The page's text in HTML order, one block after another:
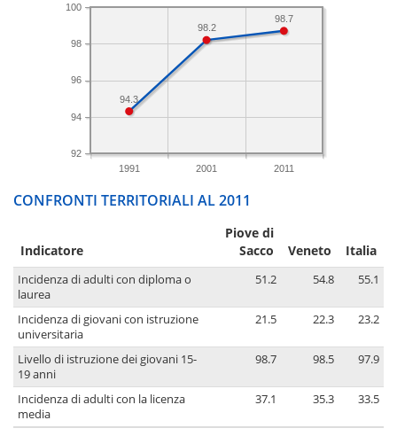
1991 2001 2011
92
94
96
98
100
98.7
98.2
94.3
CONFRONTI TERRITORIALI AL 2011
Indicatore
Piove di
Sacco
Veneto Italia
Incidenza di adulti con diploma o
laurea
51.2 54.8 55.1
Incidenza di giovani con istruzione
universitaria
21.5 22.3 23.2
Livello di istruzione dei giovani 15-
19 anni
98.7 98.5 97.9
Incidenza di adulti con la licenza
media
37.1 35.3 33.5